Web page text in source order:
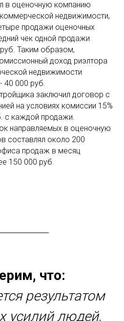
в оценочную компанию
недвижимости,
продажи оценочных
чек одной продажи
Таким образом,
доход риэлтора
недвижимости
40 000 руб.
заключил договор с
на условиях комиссии 15%
с каждой продажи.
направляемых в оценочную
составлял около 200
продаж в месяц
150 000 руб.
что:
результатом
усилий людей,